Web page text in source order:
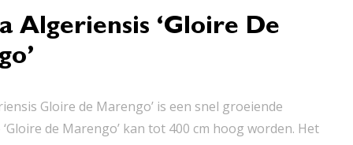
Algeriensis ‘Gloire De
Gloire de Marengo’ is een snel groeiende
de Marengo’ kan tot 400 cm hoog worden. Het